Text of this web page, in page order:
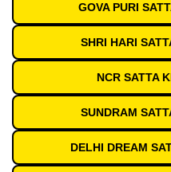
GOVA PURI
SHRI HARI
NCR SATTA
SUNDRAM
DELHI DREAM